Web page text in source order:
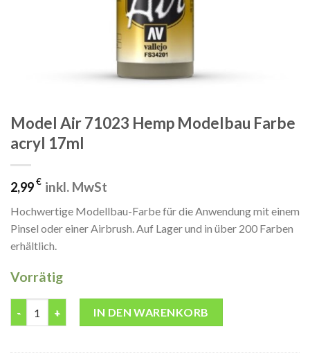
Model Air 71023 Hemp Modelbau Farbe
acryl 17ml
2,99€ inkl. MwSt
Hochwertige Modellbau-Farbe für die Anwendung mit einem
Pinsel oder einer Airbrush. Auf Lager und in über 200 Farben
erhältlich.
Vorrätig
IN DEN WARENKORB